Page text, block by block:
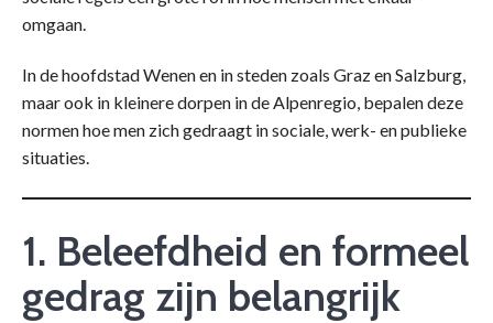
omgaan.
In de hoofdstad Wenen en in steden zoals Graz en Salzburg,
maar ook in kleinere dorpen in de Alpenregio, bepalen deze
normen hoe men zich gedraagt in sociale, werk- en publieke
situaties.
1. Beleefdheid en formeel
gedrag zijn belangrijk